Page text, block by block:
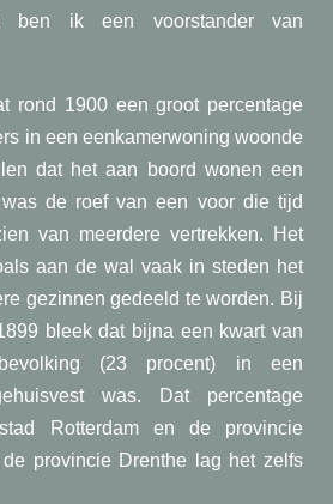
ben ik een voorstander van
rond 1900 een groot percentage
in een eenkamerwoning woonde
dat het aan boord wonen een
de roef van een voor die tijd
van meerdere vertrekken. Het
aan de wal vaak in steden het
gezinnen gedeeld te worden. Bij
bleek dat bijna een kwart van
(23 procent) in een
vest was. Dat percentage
Rotterdam en de provincie
provincie Drenthe lag het zelfs